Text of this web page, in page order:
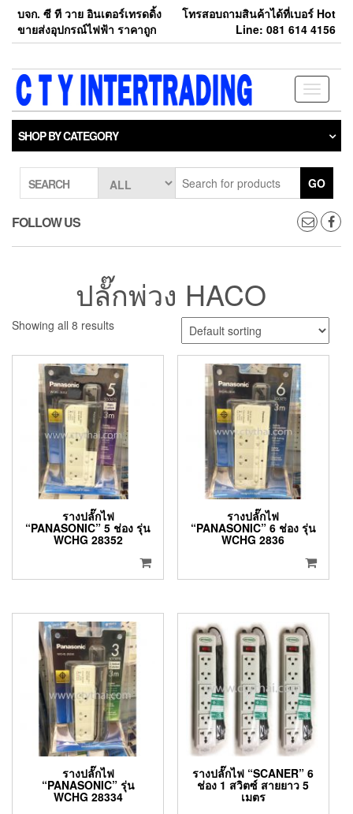
Skip
the
บจก. ซี ที วาย อินเตอร์เทรดดิ้ง
ขายส่งอุปกรณ์ไฟฟ้า ราคาถูก
โทรสอบถามสินค้าได้ที่เบอร์ Hot
Line: 081 614 4156
Toggle
SHOP BY CATEGORY
SEARCH GO
FOLLOW US
ปลั๊กพ่วง HACO
Showing all 8 results
รางปลั๊กไฟ
“PANASONIC” 5 ช่อง รุ่น
WCHG 28352
รางปลั๊กไฟ
“PANASONIC” 6 ช่อง รุ่น
WCHG 2836
รางปลั๊กไฟ
“PANASONIC” รุ่น
WCHG 28334
รางปลั๊กไฟ “SCANER” 6
ช่อง 1 สวิตซ์ สายยาว 5
เมตร